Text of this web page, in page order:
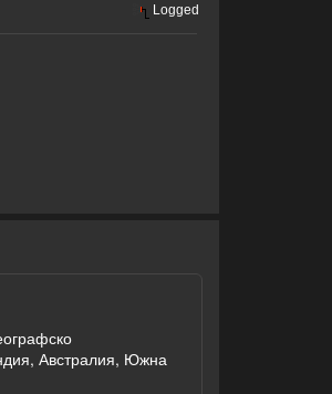
Logged
Австралия, Южна